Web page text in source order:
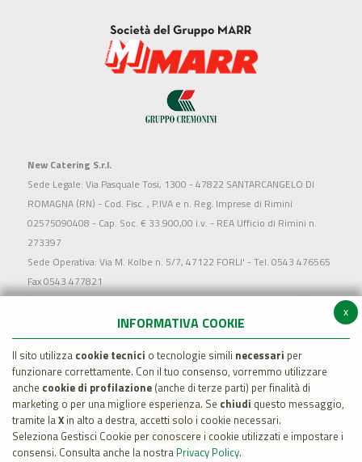
New Catering S.r.l.
Sede Legale: Via Pasquale Tosi, 1300 - 47822 SANTARCANGELO DI
ROMAGNA (RN) - Cod. Fisc. , P.IVA e n. Reg. Imprese di Rimini
02575090408 - Cap. Soc. € 33.900,00 i.v. - REA Ufficio di Rimini n.
273397
Sede Operativa: Via M. Kolbe n. 5/7, 47122 FORLI' - Tel. 0543 476565
Fax 0543 477821
Società soggetta all'attività di direzione e coordinamento di MARR
x
INFORMATIVA COOKIE
Il sito utilizza cookie tecnici o tecnologie simili necessari per
funzionare correttamente. Con il tuo consenso, vorremmo utilizzare
anche cookie di profilazione (anche di terze parti) per finalità di
marketing o per una migliore esperienza. Se chiudi questo messaggio,
tramite laX in alto a destra, accetti solo i cookie necessari.
Seleziona Gestisci Cookie per conoscere i cookie utilizzati e impostare i
consensi. Consulta anche la nostra Privacy Policy.